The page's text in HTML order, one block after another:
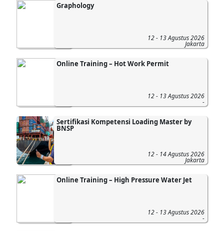
Graphology
12 - 13 Agustus 2026
Jakarta
Online Training – Hot Work Permit
12 - 13 Agustus 2026
-
Sertifikasi Kompetensi Loading Master by
BNSP
12 - 14 Agustus 2026
Jakarta
Online Training – High Pressure Water Jet
12 - 13 Agustus 2026
-